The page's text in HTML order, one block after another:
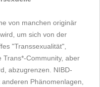
von manchen originär
um sich von der
"Transsexualität",
Community, aber
abzugrenzen. NIBD-
Phänomenlagen,